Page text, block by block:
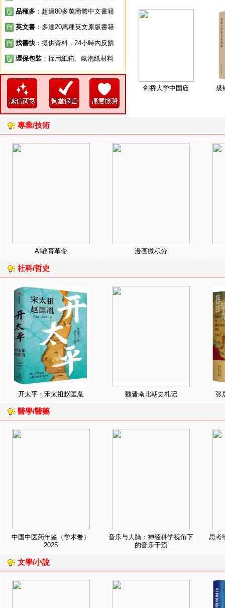
品種多 ：超過80多萬簡體中文書籍
英文書 ：多達20萬種英文原版書籍
找書快 ：提供資料，24小時內反饋
環保包裝 ：採用紙箱、氣泡紙材料
剑桥大学中国庙 裘
專業/技術
AI教育革命 漫画微积分
社科/哲史
开太平：宋太祖赵匡胤 魏晋南北朝史札记 张
醫學/醫藥
中国中医药年鉴（学术卷）
2025
音乐与大脑：神经科学视角下
的音乐干预
思考
文學/小說